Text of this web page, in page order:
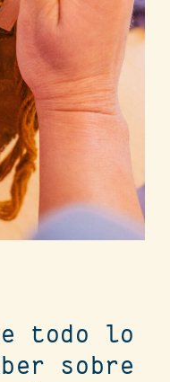
todo lo
sobre